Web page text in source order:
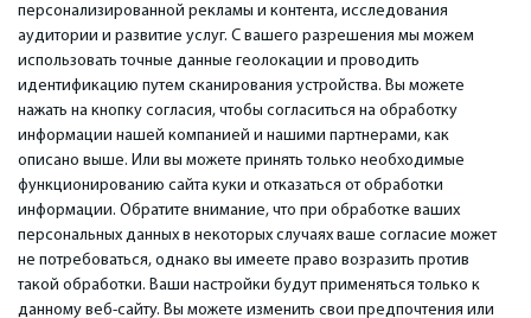
персонализированной рекламы и контента, исследования
аудитории и развитие услуг. С вашего разрешения мы можем
использовать точные данные геолокации и проводить
идентификацию путем сканирования устройства. Вы можете
нажать на кнопку согласия, чтобы согласиться на обработку
информации нашей компанией и нашими партнерами, как
описано выше. Или вы можете принять только необходимые
функционированию сайта куки и отказаться от обработки
информации. Обратите внимание, что при обработке ваших
персональных данных в некоторых случаях ваше согласие может
не потребоваться, однако вы имеете право возразить против
такой обработки. Ваши настройки будут применяться только к
данному веб-сайту. Вы можете изменить свои предпочтения или
ВАЖНОЕ
Сервисные центры
Гарантия
Условия использования
Политика
конфиденциальности
Контакты
Дистанционный договор
КОНТАКТЫ
Тел. +371 67296734
Моб. +371 27725222
WhatsApp +371 27725222
Краста 89, Рига, Латвия
© 2026 All Rights Reserved.